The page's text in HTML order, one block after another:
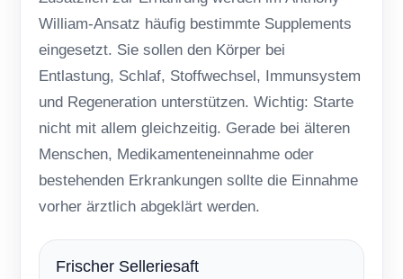
William-Ansatz häufig bestimmte Supplements
eingesetzt. Sie sollen den Körper bei
Entlastung, Schlaf, Stoffwechsel, Immunsystem
und Regeneration unterstützen. Wichtig: Starte
nicht mit allem gleichzeitig. Gerade bei älteren
Menschen, Medikamenteneinnahme oder
bestehenden Erkrankungen sollte die Einnahme
vorher ärztlich abgeklärt werden.
Frischer Selleriesaft